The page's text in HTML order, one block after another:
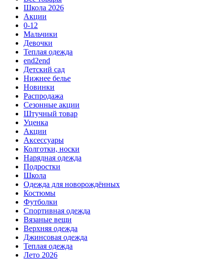
Школа 2026
Акции
0-12
Мальчики
Девочки
Теплая одежда
end2end
Детский сад
Нижнее белье
Новинки
Распродажа
Сезонные акции
Штучный товар
Уценка
Акции
Аксессуары
Колготки, носки
Нарядная одежда
Подростки
Школа
Одежда для новорождённых
Костюмы
Футболки
Спортивная одежда
Вязаные вещи
Верхняя одежда
Джинсовая одежда
Теплая одежда
Лето 2026